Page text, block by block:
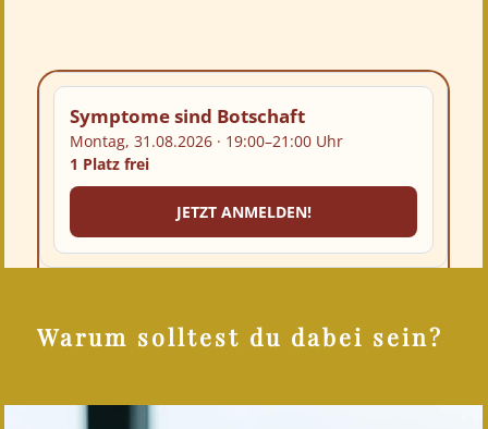
Warum solltest du dabei sein?